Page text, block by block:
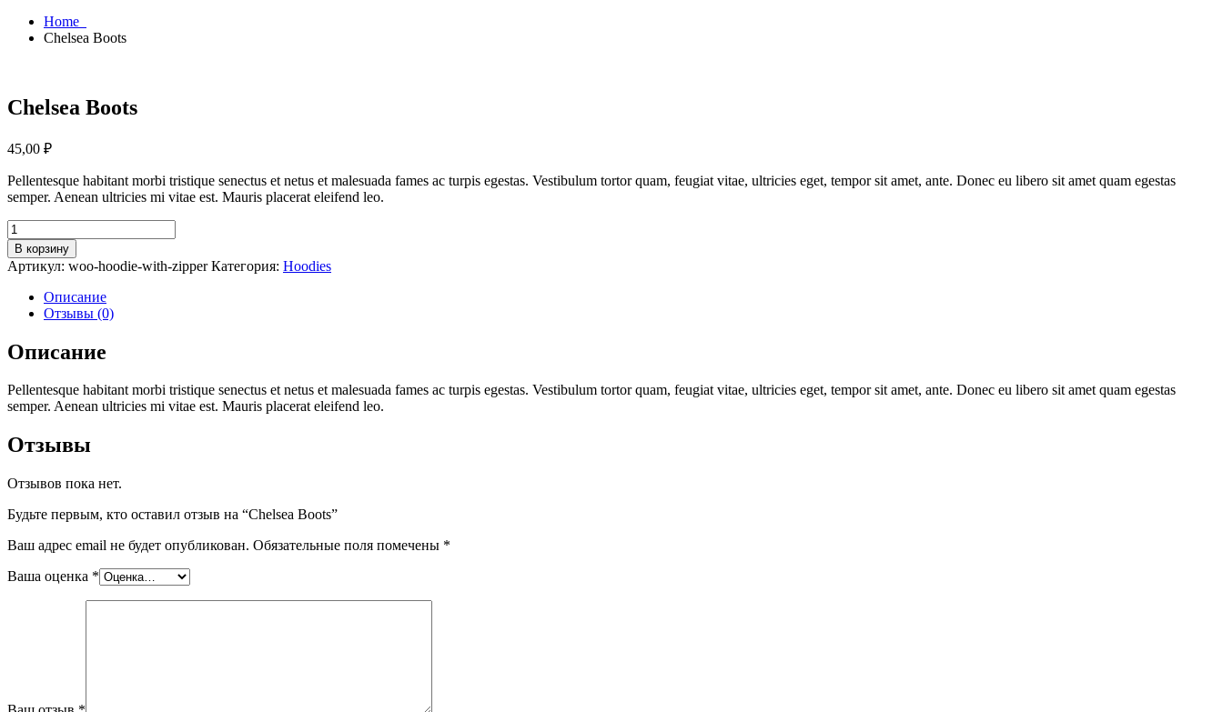
Home
Chelsea Boots
Chelsea Boots
45,00 ₽
Pellentesque habitant morbi tristique senectus et netus et malesuada fames ac turpis egestas. Vestibulum tortor quam, feugiat vitae, ultricies eget, tempor sit amet, ante. Donec eu libero sit amet quam egestas
semper. Aenean ultricies mi vitae est. Mauris placerat eleifend leo.
Количество
товара
Chelsea
Boots
В корзину
Артикул: woo-hoodie-with-zipper Категория: Hoodies
Описание
Отзывы (0)
Описание
Pellentesque habitant morbi tristique senectus et netus et malesuada fames ac turpis egestas. Vestibulum tortor quam, feugiat vitae, ultricies eget, tempor sit amet, ante. Donec eu libero sit amet quam egestas
semper. Aenean ultricies mi vitae est. Mauris placerat eleifend leo.
Отзывы
Отзывов пока нет.
Будьте первым, кто оставил отзыв на “Chelsea Boots”
Ваш адрес email не будет опубликован. Обязательные поля помечены *
Ваша оценка *